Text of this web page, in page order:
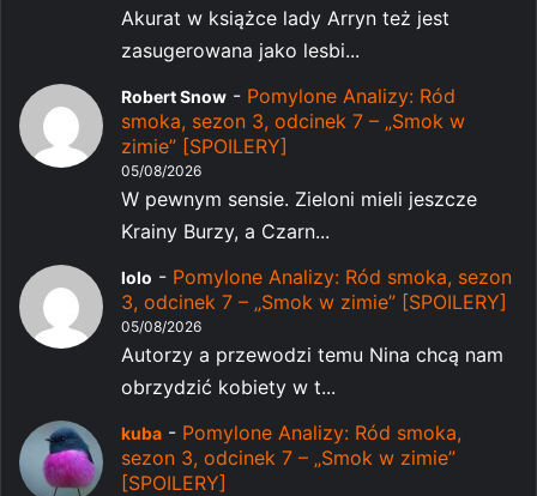
Akurat w książce lady Arryn też jest
zasugerowana jako lesbi...
Robert Snow - Pomylone Analizy: Ród
smoka, sezon 3, odcinek 7 – „Smok w
zimie” [SPOILERY]
05/08/2026
W pewnym sensie. Zieloni mieli jeszcze
Krainy Burzy, a Czarn...
lolo - Pomylone Analizy: Ród smoka, sezon
3, odcinek 7 – „Smok w zimie” [SPOILERY]
05/08/2026
Autorzy a przewodzi temu Nina chcą nam
obrzydzić kobiety w t...
kuba - Pomylone Analizy: Ród smoka,
sezon 3, odcinek 7 – „Smok w zimie”
[SPOILERY]